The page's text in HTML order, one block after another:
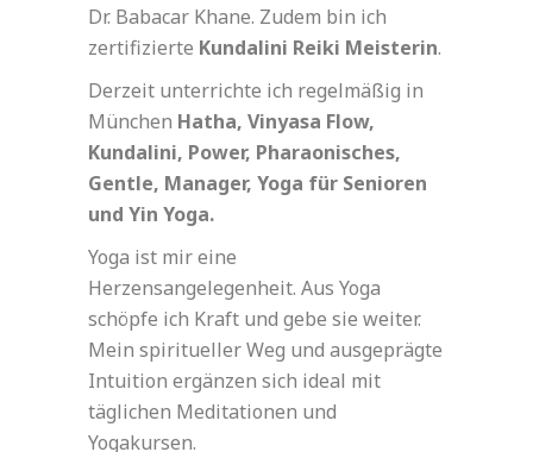
Dr. Babacar Khane. Zudem bin ich
zertifizierte Kundalini Reiki Meisterin.
Derzeit unterrichte ich regelmäßig in
München Hatha, Vinyasa Flow,
Kundalini, Power, Pharaonisches,
Gentle, Manager, Yoga für Senioren
und Yin Yoga.
Yoga ist mir eine
Herzensangelegenheit. Aus Yoga
schöpfe ich Kraft und gebe sie weiter.
Mein spiritueller Weg und ausgeprägte
Intuition ergänzen sich ideal mit
täglichen Meditationen und
Yogakursen.